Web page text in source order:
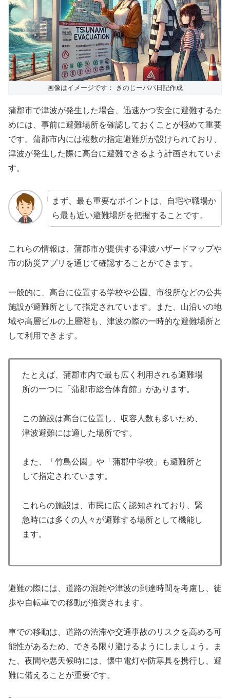
画像はイメージです： きのじーパパ日記作成
蒲郡市で津波が発生した場合、迅速かつ安全に避難するた
めには、事前に避難場所を確認しておくことが極めて重要
です。蒲郡市内には複数の指定避難所が設けられており、
津波が発生した際に高台に避難できるよう計画されていま
す。
まず、最も重要なポイントは、自宅や職場か
ら最も近い避難場所を把握することです。
これらの情報は、蒲郡市が提供する津波ハザードマップや
市の防災アプリを通じて確認することができます。
一般的に、高台に位置する学校や公園、市役所などの公共
施設が避難所として指定されています。また、山沿いの地
域や高層ビルの上層階も、津波の際の一時的な避難場所と
して利用できます。
たとえば、蒲郡市内で最も広く利用される避難場
所の一つに「蒲郡市総合体育館」があります。
この施設は高台に位置し、収容人数も多いため、
津波避難には適した場所です。
また、「竹島公園」や「蒲郡中学校」も避難所と
して指定されています。
これらの施設は、市民に広く認知されており、緊
急時には多くの人々が避難する場所として機能し
ます。
避難の際には、道路の混雑や津波の到達時間を考慮し、徒
歩や自転車での移動が推奨されます。
車での移動は、道路の渋滞や交通事故のリスクを高める可
能性があるため、できる限り避けるようにしましょう。ま
た、夜間や悪天候時には、懐中電灯や防寒具を携行し、避
難に備えることが重要です。